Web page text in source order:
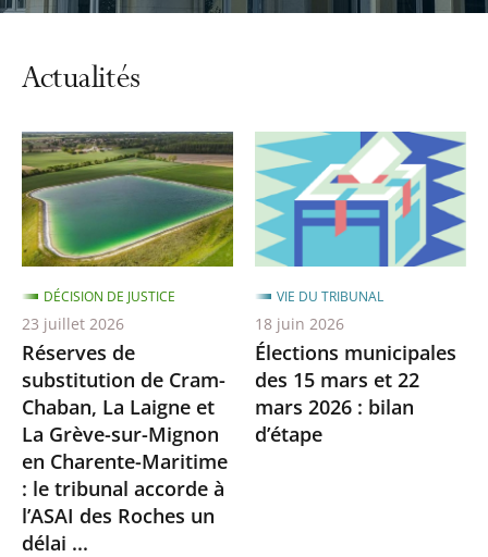
Actualités
Réserves de
substitution de Cram-
Chaban, La Laigne et
La Grève-sur-Mignon
en Charente-Maritime
: le tribunal accorde à
l’ASAI des Roches un
délai ...
DÉCISION DE JUSTICE
23 juillet 2026
Élections municipales
des 15 mars et 22
mars 2026 : bilan
d’étape
VIE DU TRIBUNAL
18 juin 2026